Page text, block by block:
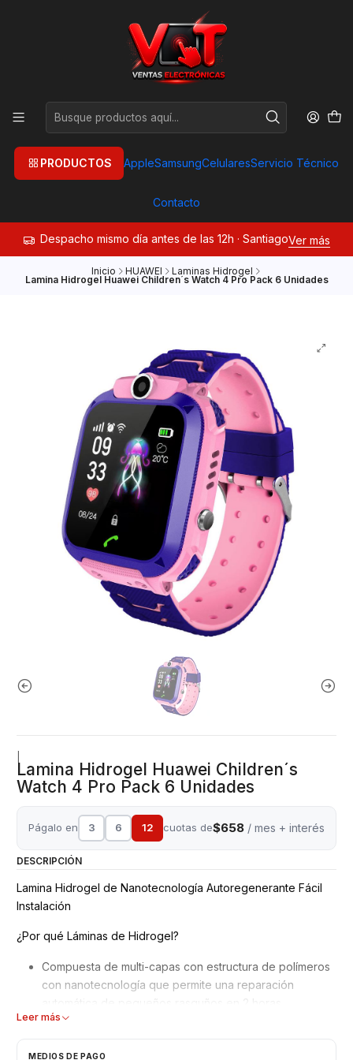
PRODUCTOS AppleSamsungCelularesServicio Técnico
Contacto
Despacho mismo día antes de las 12h · SantiagoVer más
Inicio HUAWEI Laminas Hidrogel
Lamina Hidrogel Huawei Children´s Watch 4 Pro Pack 6 Unidades
Lamina Hidrogel Huawei Children´s
Watch 4 Pro Pack 6 Unidades
Págalo en 3 6 12 cuotas de$658 / mes + interés
DESCRIPCIÓN
Lamina Hidrogel de Nanotecnología Autoregenerante Fácil
Instalación
¿Por qué Láminas de Hidrogel?
Compuesta de multi-capas con estructura de polímeros
con nanotecnología que permite una reparación
automática de pequeños rasguños en 2 horas.
Mejor adaptación y absorción de golpes, debido a su
No interfiere en el reconocimiento de la huella dactilar
Leer más
MEDIOS DE PAGO